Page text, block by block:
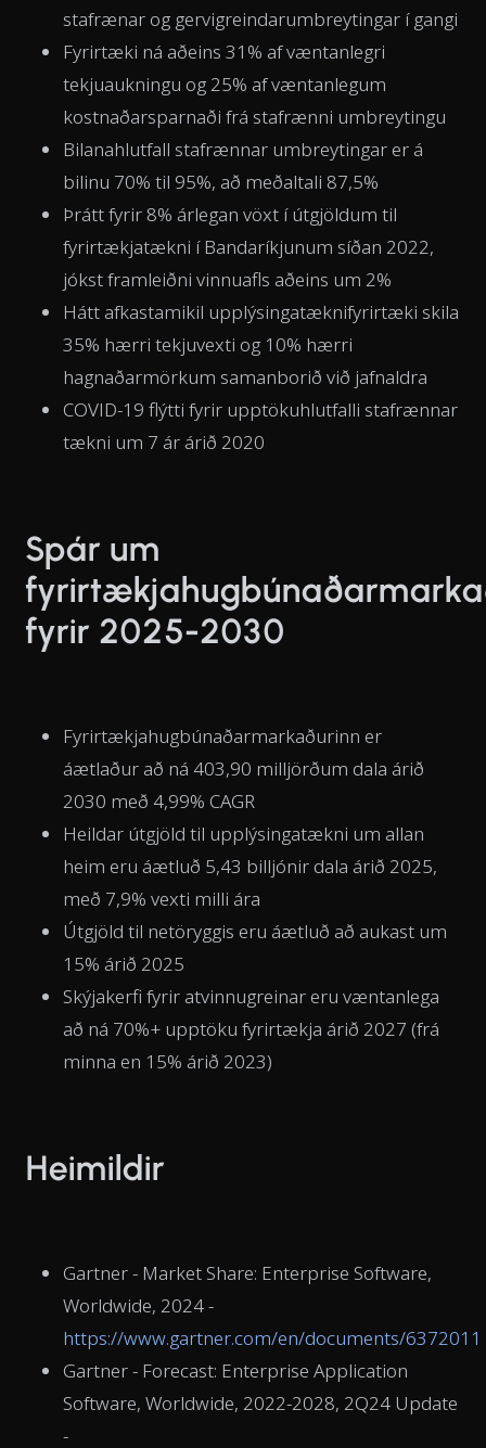
stafrænar og gervigreindarumbreytingar í gangi
Fyrirtæki ná aðeins 31% af væntanlegri
tekjuaukningu og 25% af væntanlegum
kostnaðarsparnaði frá stafrænni umbreytingu
Bilanahlutfall stafrænnar umbreytingar er á
bilinu 70% til 95%, að meðaltali 87,5%
Þrátt fyrir 8% árlegan vöxt í útgjöldum til
fyrirtækjatækni í Bandaríkjunum síðan 2022,
jókst framleiðni vinnuafls aðeins um 2%
Hátt afkastamikil upplýsingatæknifyrirtæki skila
35% hærri tekjuvexti og 10% hærri
hagnaðarmörkum samanborið við jafnaldra
COVID-19 flýtti fyrir upptökuhlutfalli stafrænnar
tækni um 7 ár árið 2020
Spár um
fyrir 2025-2030
Fyrirtækjahugbúnaðarmarkaðurinn er
áætlaður að ná 403,90 milljörðum dala árið
2030 með 4,99% CAGR
Heildar útgjöld til upplýsingatækni um allan
heim eru áætluð 5,43 billjónir dala árið 2025,
með 7,9% vexti milli ára
Útgjöld til netöryggis eru áætluð að aukast um
15% árið 2025
Skýjakerfi fyrir atvinnugreinar eru væntanlega
að ná 70%+ upptöku fyrirtækja árið 2027 (frá
minna en 15% árið 2023)
Heimildir
Gartner - Market Share: Enterprise Software,
Worldwide, 2024 -
https://www.gartner.com/en/documents/6372011
Gartner - Forecast: Enterprise Application
Software, Worldwide, 2022-2028, 2Q24 Update
-